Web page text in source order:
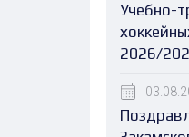
Учебно-
2026/